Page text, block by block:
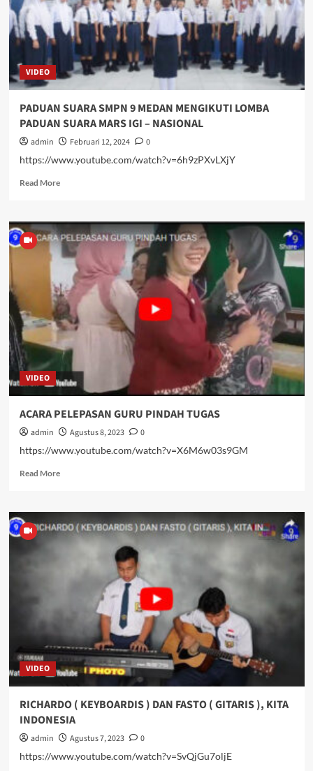
Drama
Menyambut
hari
Pahlawan
oleh
siswa
9
Medan
VIDEO
PADUAN SUARA SMPN 9 MEDAN MENGIKUTI LOMBA
PADUAN SUARA MARS IGI – NASIONAL
admin Februari 12, 2024
0
https://www.youtube.com/watch?v=6h9zPXvLXjY
Read MoreRead
PADUAN
SUARA
SMPN
9
MEDAN
MENGIKUTI
LOMBA
PADUAN
SUARA
MARS
IGI
NASIONAL
VIDEO
ACARA PELEPASAN GURU PINDAH TUGAS
admin Agustus 8, 2023
0
https://www.youtube.com/watch?v=X6M6w03s9GM
Read MoreRead
ACARA
PELEPASAN
GURU
VIDEO
RICHARDO ( KEYBOARDIS ) DAN FASTO ( GITARIS ), KITA
INDONESIA
admin Agustus 7, 2023
0
https://www.youtube.com/watch?v=SvQjGu7oljE